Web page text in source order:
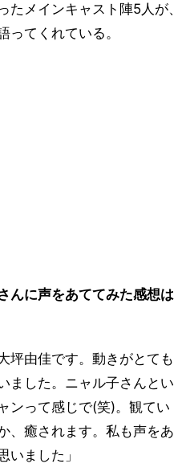
たメインキャスト陣5人が、
ってくれている。
に声をあててみた感想は
坪由佳です。動きがとても
ました。ニャル子さんとい
ンって感じで(笑)。観てい
、癒されます。私も声をあ
いました」